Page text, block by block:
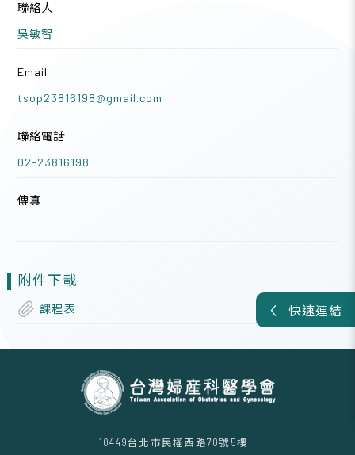
快速連結
聯絡人
吳敏智
Email
tsop23816198@gmail.com
聯絡電話
02-23816198
傳真
附件下載
課程表
10449台北市民權西路70號5樓